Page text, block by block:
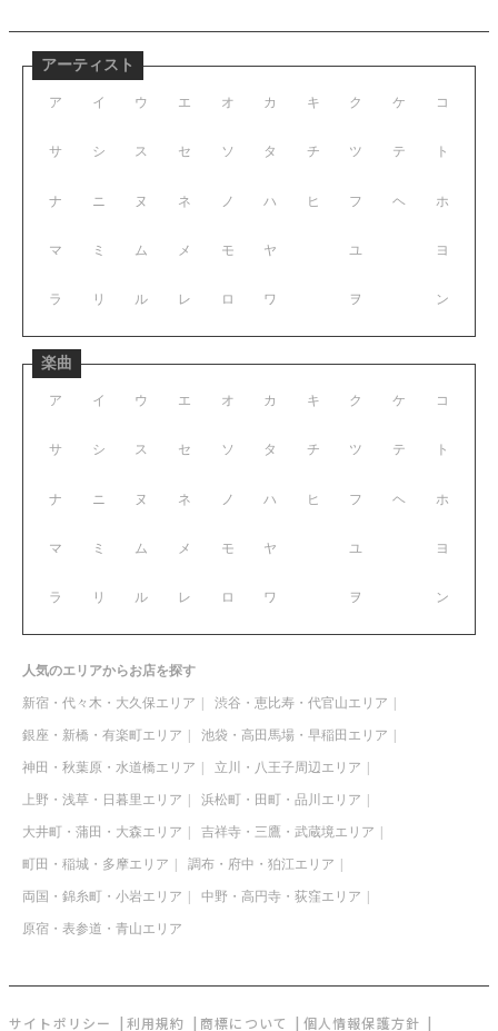
アーティスト
ア イ ウ エ オ
サ シ ス セ ソ
ナ ニ ヌ ネ ノ
マ ミ ム メ モ
ラ リ ル レ ロ
カ キ ク ケ コ
タ チ ツ テ ト
ハ ヒ フ ヘ ホ
ヤ ユ ヨ
ワ ヲ ン
楽曲
ア イ ウ エ オ
サ シ ス セ ソ
ナ ニ ヌ ネ ノ
マ ミ ム メ モ
ラ リ ル レ ロ
カ キ ク ケ コ
タ チ ツ テ ト
ハ ヒ フ ヘ ホ
ヤ ユ ヨ
ワ ヲ ン
人気のエリアからお店を探す
新宿・代々木・大久保エリア 渋谷・恵比寿・代官山エリア
銀座・新橋・有楽町エリア 池袋・高田馬場・早稲田エリア
神田・秋葉原・水道橋エリア 立川・八王子周辺エリア
上野・浅草・日暮里エリア 浜松町・田町・品川エリア
大井町・蒲田・大森エリア 吉祥寺・三鷹・武蔵境エリア
町田・稲城・多摩エリア 調布・府中・狛江エリア
両国・錦糸町・小岩エリア 中野・高円寺・荻窪エリア
原宿・表参道・青山エリア
サイトポリシー 利用規約 商標について 個人情報保護方針